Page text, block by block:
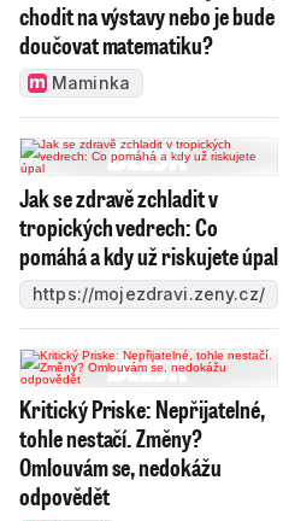
chodit na výstavy nebo je bude
doučovat matematiku?
Maminka
Jak se zdravě zchladit v
tropických vedrech: Co
pomáhá a kdy už riskujete úpal
https://mojezdravi.zeny.cz/
Kritický Priske: Nepřijatelné,
tohle nestačí. Změny?
Omlouvám se, nedokážu
odpovědět